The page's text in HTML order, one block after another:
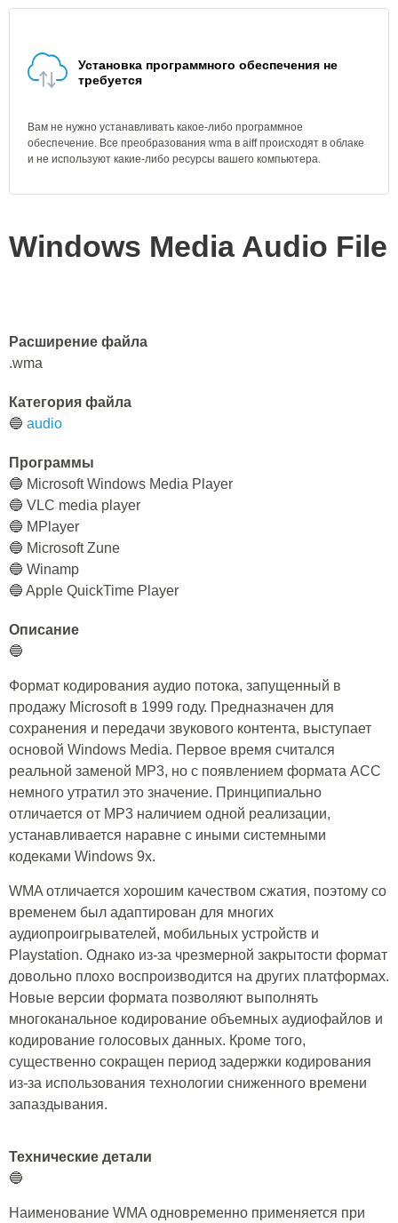
Установка программного обеспечения не
требуется
Вам не нужно устанавливать какое-либо программное
обеспечение. Все преобразования wma в aiff происходят в облаке
и не используют какие-либо ресурсы вашего компьютера.
Windows Media Audio File
Расширение файла
.wma
Категория файла
🔵 audio
Программы
🔵 Microsoft Windows Media Player
🔵 VLC media player
🔵 MPlayer
🔵 Microsoft Zune
🔵 Winamp
🔵 Apple QuickTime Player
Описание
🔵
Формат кодирования аудио потока, запущенный в
продажу Microsoft в 1999 году. Предназначен для
сохранения и передачи звукового контента, выступает
основой Windows Media. Первое время считался
реальной заменой MP3, но с появлением формата ACC
немного утратил это значение. Принципиально
отличается от MP3 наличием одной реализации,
устанавливается наравне с иными системными
кодеками Windows 9x.
WMA отличается хорошим качеством сжатия, поэтому со
временем был адаптирован для многих
аудиопроигрывателей, мобильных устройств и
Playstation. Однако из-за чрезмерной закрытости формат
довольно плохо воспроизводится на других платформах.
Новые версии формата позволяют выполнять
многоканальное кодирование объемных аудиофайлов и
кодирование голосовых данных. Кроме того,
существенно сокращен период задержки кодирования
из-за использования технологии сниженного времени
запаздывания.
Технические детали
🔵
Наименование WMA одновременно применяется при